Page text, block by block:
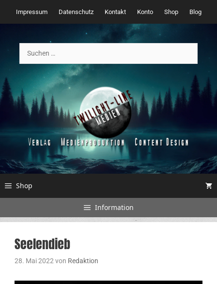
Inhalt
springen
Impressum Datenschutz Kontakt Konto Shop Blog
nach:
Shop
Information
Seelendieb
28. Mai 2022von Redaktion